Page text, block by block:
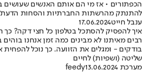
הכפתורים • אז מי הם אותם האנשים שעושים
להתנתק מהרשתות החברתיות והסחות
ענבל חייט17.06.2024
איך להפסיק להסתכל בטלפון כל חצי דקה? כך תיגמלו ב-9
רבים מאיתנו לא מבינים כמה זמן אנחנו בוהים
בודקים - ומגלים את הזוועה. כך נוכל
שליטה (ושפיות) לחיים
מערכת feedy13.06.2024